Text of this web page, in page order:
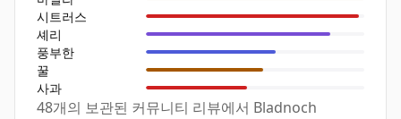
시트러스
셰리
풍부한
꿀
사과
48개의 보관된 커뮤니티 리뷰에서 Bladnoch